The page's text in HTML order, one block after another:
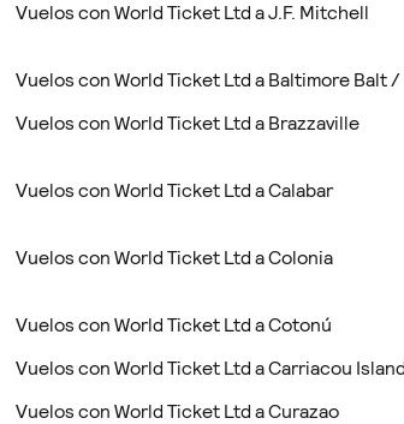
Vuelos con World Ticket Ltd a J.F. Mitchell
Vuelos con World Ticket Ltd a Baltimore Balt /
Vuelos con World Ticket Ltd a Brazzaville
Vuelos con World Ticket Ltd a Calabar
Vuelos con World Ticket Ltd a Colonia
Vuelos con World Ticket Ltd a Cotonú
Vuelos con World Ticket Ltd a Carriacou Island
Vuelos con World Ticket Ltd a Curazao